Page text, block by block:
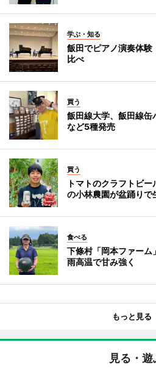
学ぶ・知る
飯田でピアノ演奏体
比べ
買う
飯田線大学、飯田線缶
など5種発売
買う
トマトのクラフトビ
の小林農園が盆踊りで
食べる
下條村「岡本ファー
雨高温で甘み強く
もっと見る
見る・遊